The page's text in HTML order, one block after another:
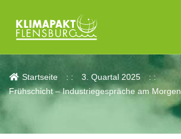
Aktuelles
Startseite
3. Quartal 2025
Frühschicht – Industriegespräche am Morgen